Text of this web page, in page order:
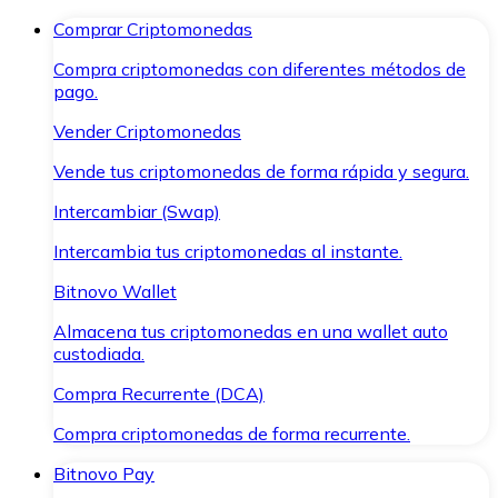
Comprar Criptomonedas
Compra criptomonedas con diferentes métodos de
pago.
Vender Criptomonedas
Vende tus criptomonedas de forma rápida y segura.
Intercambiar (Swap)
Intercambia tus criptomonedas al instante.
Bitnovo Wallet
Almacena tus criptomonedas en una wallet auto
custodiada.
Compra Recurrente (DCA)
Compra criptomonedas de forma recurrente.
Bitnovo Pay